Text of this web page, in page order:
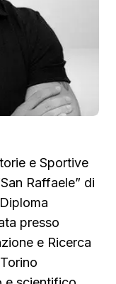
e Sportive
Raffaele” di
presso
e Ricerca